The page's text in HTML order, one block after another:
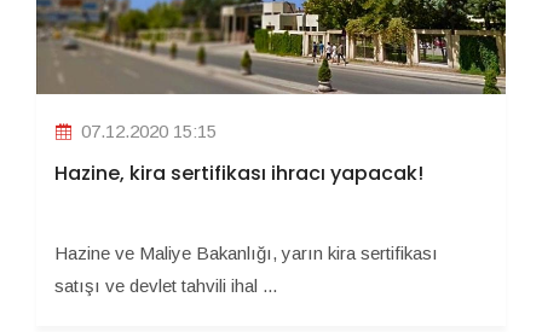
07.12.2020 15:15
Hazine, kira sertifikası ihracı yapacak!
Hazine ve Maliye Bakanlığı, yarın kira sertifikası
satışı ve devlet tahvili ihal ...